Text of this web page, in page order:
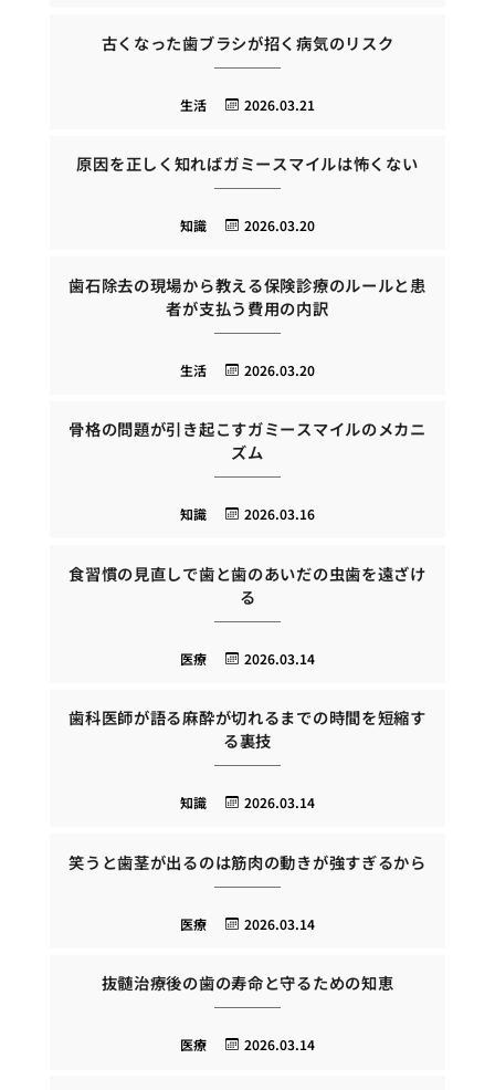
古くなった歯ブラシが招く病気のリスク
2026.03.21
生活
原因を正しく知ればガミースマイルは怖くない
2026.03.20
知識
歯石除去の現場から教える保険診療のルールと患
者が支払う費用の内訳
2026.03.20
生活
骨格の問題が引き起こすガミースマイルのメカニ
ズム
2026.03.16
知識
食習慣の見直しで歯と歯のあいだの虫歯を遠ざけ
る
2026.03.14
医療
歯科医師が語る麻酔が切れるまでの時間を短縮す
る裏技
2026.03.14
知識
笑うと歯茎が出るのは筋肉の動きが強すぎるから
2026.03.14
医療
抜髄治療後の歯の寿命と守るための知恵
2026.03.14
医療